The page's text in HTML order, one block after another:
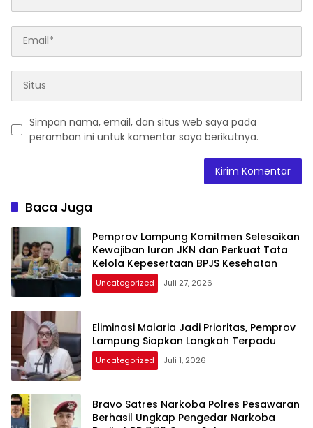
Simpan nama, email, dan situs web saya pada
peramban ini untuk komentar saya berikutnya.
Baca Juga
Pemprov Lampung Komitmen Selesaikan
Kewajiban Iuran JKN dan Perkuat Tata
Kelola Kepesertaan BPJS Kesehatan
Uncategorized Juli 27, 2026
Eliminasi Malaria Jadi Prioritas, Pemprov
Lampung Siapkan Langkah Terpadu
Uncategorized Juli 1, 2026
Bravo Satres Narkoba Polres Pesawaran
Berhasil Ungkap Pengedar Narkoba